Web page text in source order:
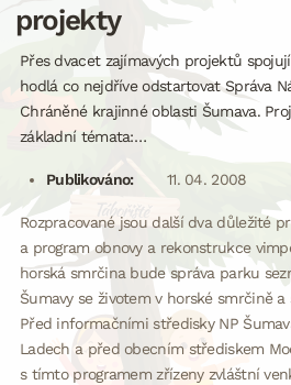
projekty
Přes dvacet zajímavých projektů
hodlá co nejdříve odstartovat Správa
Chráněné krajinné oblasti Šumava.
základní témata:…
Publikováno: 11. 04. 2008
Rozpracované jsou další dva důležité
a program obnovy a rekonstrukce
horská smrčina bude správa parku
Šumavy se životem v horské smrčině a
Před informačními středisky NP
Ladech a před obecním střediskem
s tímto programem zřízeny zvláštní